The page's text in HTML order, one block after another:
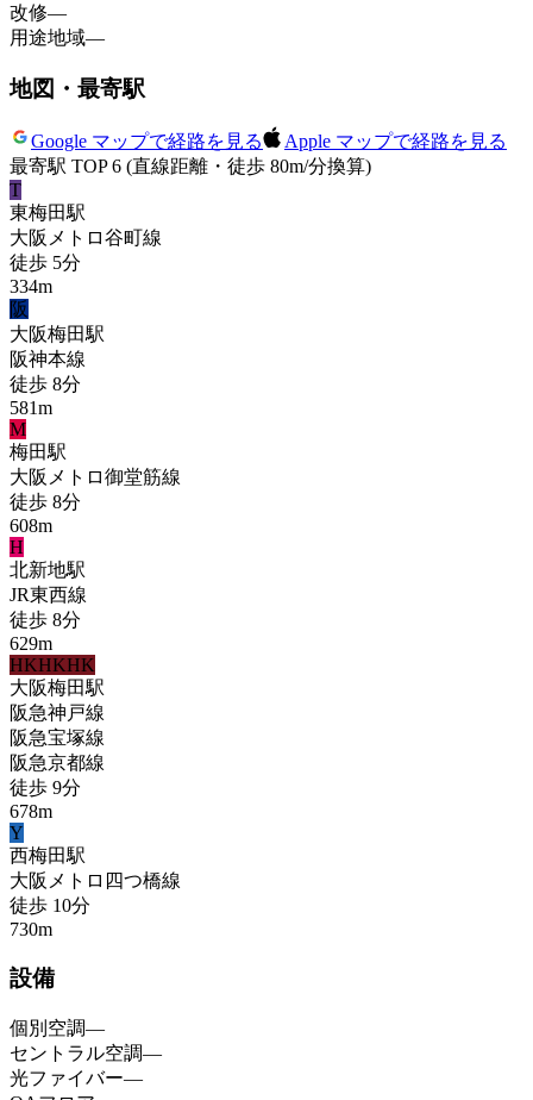
改修—
用途地域—
地図・最寄駅
Google マップで経路を見る
Apple マップで経路を見る
最寄駅 TOP 6 (直線距離・徒歩 80m/分換算)
T
東梅田駅
大阪メトロ谷町線
徒歩 5分
334m
阪
大阪梅田駅
阪神本線
徒歩 8分
581m
M
梅田駅
大阪メトロ御堂筋線
徒歩 8分
608m
H
北新地駅
JR東西線
徒歩 8分
629m
HKHKHK
大阪梅田駅
阪急神戸線
阪急宝塚線
阪急京都線
徒歩 9分
678m
Y
西梅田駅
大阪メトロ四つ橋線
徒歩 10分
730m
設備
個別空調—
セントラル空調—
光ファイバー—